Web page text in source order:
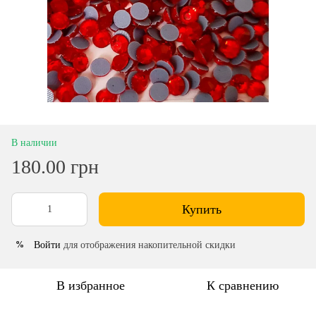
В наличии
180.00 грн
Купить
% Войти для отображения накопительной скидки
В избранное К сравнению